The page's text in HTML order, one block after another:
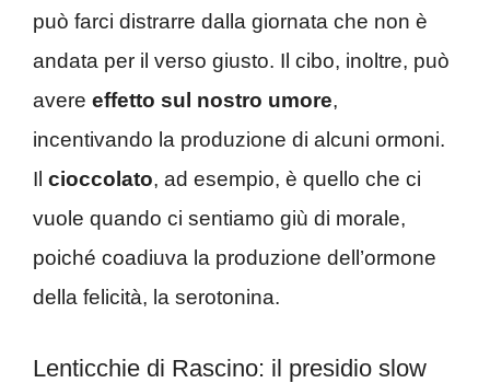
può farci distrarre dalla giornata che non è
andata per il verso giusto. Il cibo, inoltre, può
avere effetto sul nostro umore,
incentivando la produzione di alcuni ormoni.
Il cioccolato, ad esempio, è quello che ci
vuole quando ci sentiamo giù di morale,
poiché coadiuva la produzione dell’ormone
della felicità, la serotonina.
Lenticchie di Rascino: il presidio slow